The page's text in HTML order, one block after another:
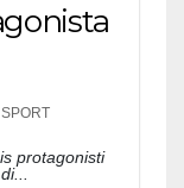
SPORT
protagonisti